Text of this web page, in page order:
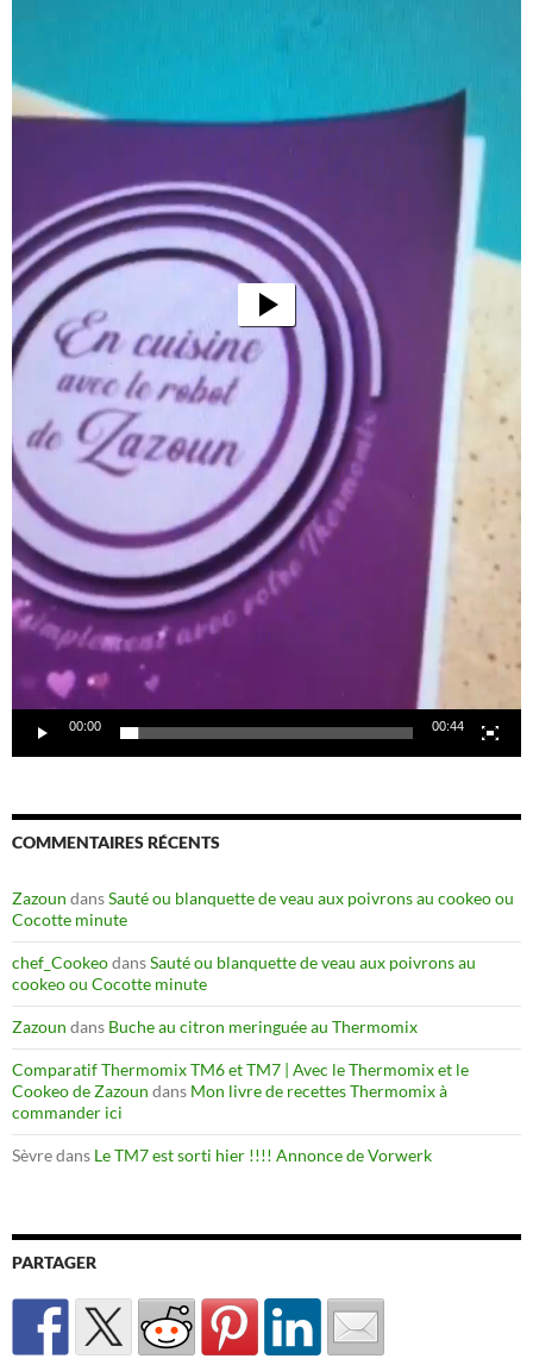
00:00 00:44
COMMENTAIRES RÉCENTS
Zazoun dansSauté ou blanquette de veau aux poivrons au cookeo ou
Cocotte minute
chef_CookeodansSauté ou blanquette de veau aux poivrons au
cookeo ou Cocotte minute
Zazoun dans Buche au citron meringuée au Thermomix
Comparatif Thermomix TM6 et TM7 | Avec le Thermomix et le
Cookeo de Zazoun dans Mon livre de recettes Thermomix à
commander ici
Sèvredans Le TM7 est sorti hier !!!! Annonce de Vorwerk
PARTAGER